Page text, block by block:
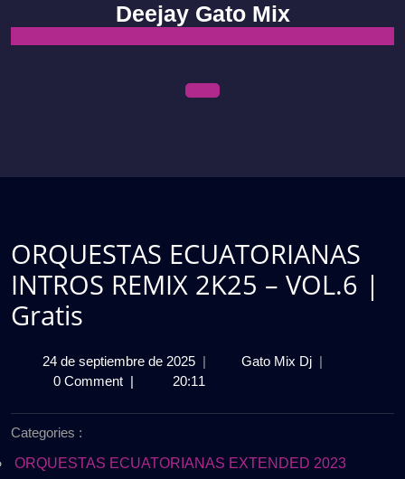
content
Deejay Gato Mix
ORQUESTAS ECUATORIANAS
INTROS REMIX 2K25 – VOL.6 |
Gratis
24 de septiembre de 202524
de
| Gato Mix DjORQUESTAS
–
|
0 Comment | 20:11
Categories :
ORQUESTAS ECUATORIANAS EXTENDED 2023